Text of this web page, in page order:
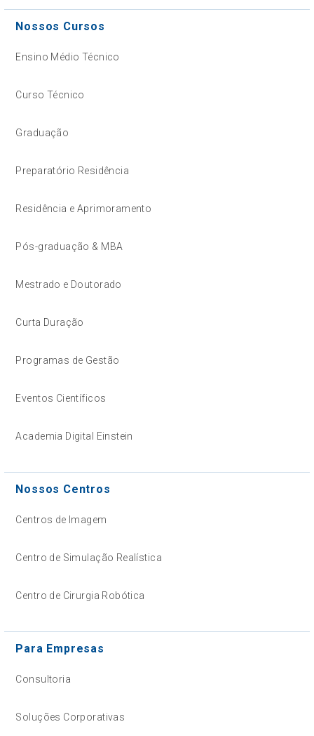
Nossos Cursos
Ensino Médio Técnico
Curso Técnico
Graduação
Preparatório Residência
Residência e Aprimoramento
Pós-graduação & MBA
Mestrado e Doutorado
Curta Duração
Programas de Gestão
Eventos Científicos
Academia Digital Einstein
Nossos Centros
Centros de Imagem
Centro de Simulação Realística
Centro de Cirurgia Robótica
Para Empresas
Consultoria
Soluções Corporativas